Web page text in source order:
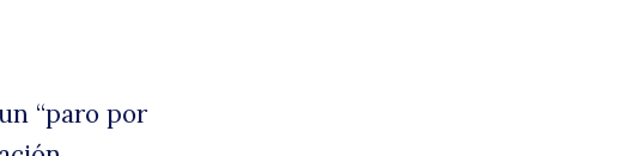
“paro por